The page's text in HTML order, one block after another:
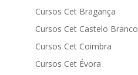
Cursos Cet Bragança
Cursos Cet Castelo Branco
Cursos Cet Coimbra
Cursos Cet Évora